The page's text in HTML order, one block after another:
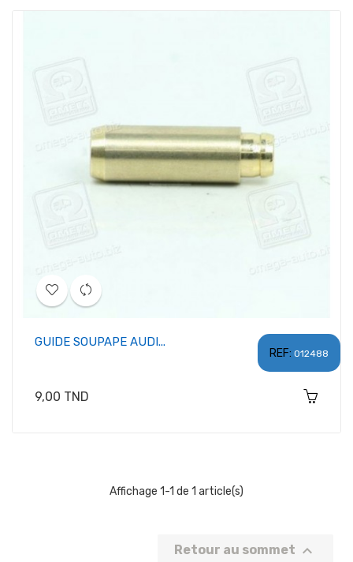
REF: 012488
GUIDE SOUPAPE AUDI...
Prix
9,00 TND
Affichage 1-1 de 1 article(s)
Retour au sommet 